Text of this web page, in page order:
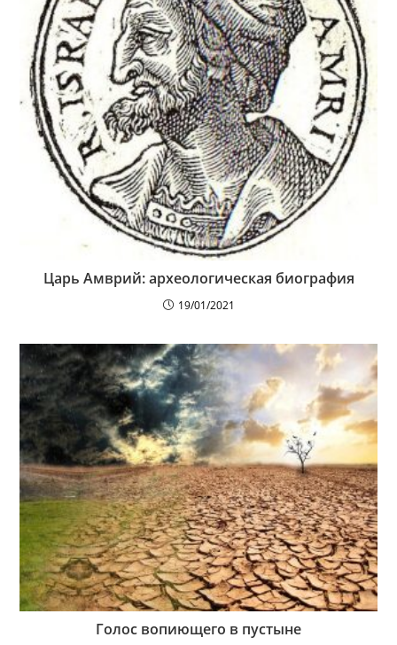
Царь Амврий: археологическая биография
19/01/2021
Голос вопиющего в пустыне